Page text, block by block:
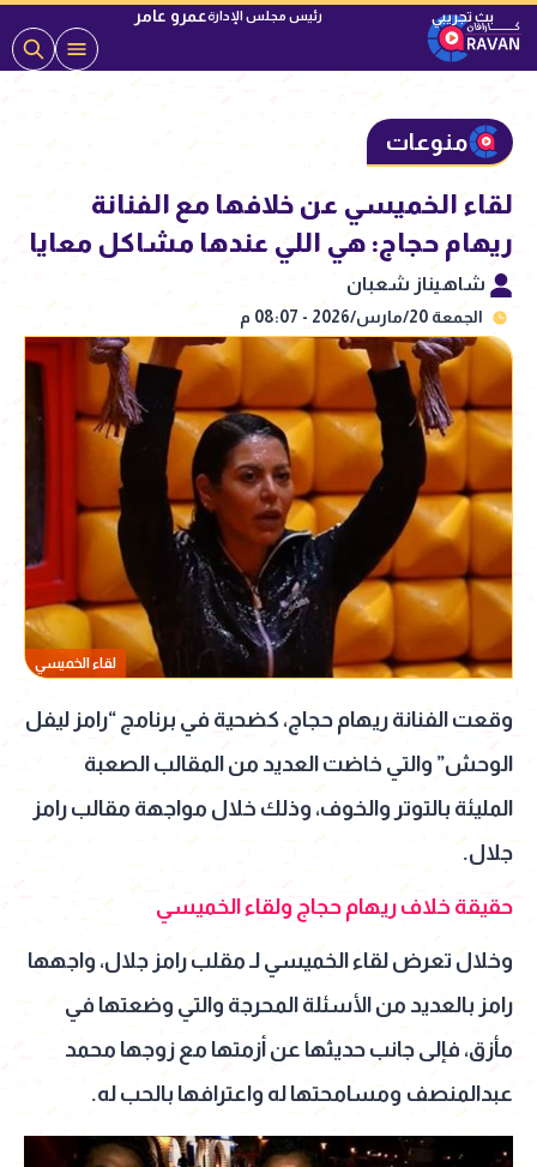
رئيس مجلس الإدارةعمرو عامر
منوعات
لقاء الخميسي عن خلافها مع الفنانة
ريهام حجاج: هي اللي عندها مشاكل معايا
شاهيناز شعبان
الجمعة 20/مارس/2026 - 08:07 م
لقاء الخميسي
وقعت الفنانة ريهام حجاج، كضحية في برنامج “رامز ليفل
الوحش” والتي خاضت العديد من المقالب الصعبة
المليئة بالتوتر والخوف، وذلك خلال مواجهة مقالب رامز
جلال.
حقيقة خلاف ريهام حجاج ولقاء الخميسي
وخلال تعرض لقاء الخميسي لـ مقلب رامز جلال، واجهها
رامز بالعديد من الأسئلة المحرجة والتي وضعتها في
مأزق، فإلى جانب حديثها عن أزمتها مع زوجها محمد
عبدالمنصف ومسامحتها له واعترافها بالحب له.